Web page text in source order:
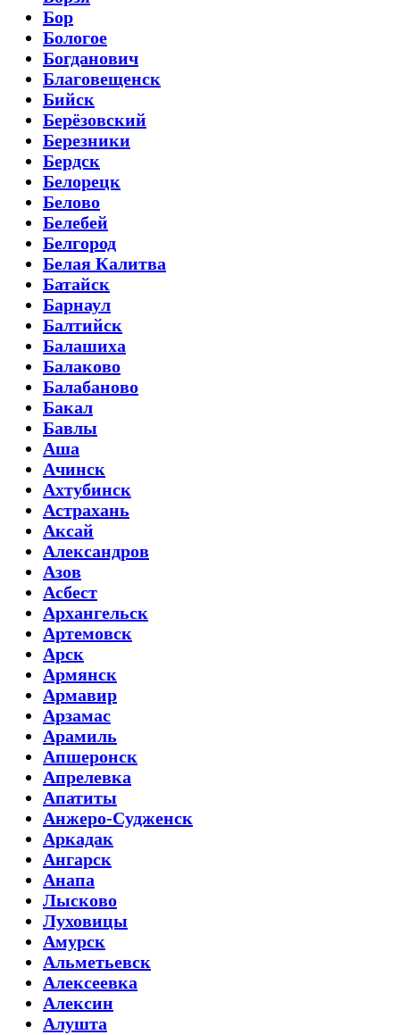
Бор
Бологое
Богданович
Благовещенск
Бийск
Берёзовский
Березники
Бердск
Белорецк
Белово
Белебей
Белгород
Белая Калитва
Батайск
Барнаул
Балтийск
Балашиха
Балаково
Балабаново
Бакал
Бавлы
Аша
Ачинск
Ахтубинск
Астрахань
Аксай
Александров
Азов
Асбест
Архангельск
Артемовск
Арск
Армянск
Армавир
Арзамас
Арамиль
Апшеронск
Апрелевка
Апатиты
Анжеро-Судженск
Аркадак
Ангарск
Анапа
Лысково
Луховицы
Амурск
Альметьевск
Алексеевка
Алексин
Алушта